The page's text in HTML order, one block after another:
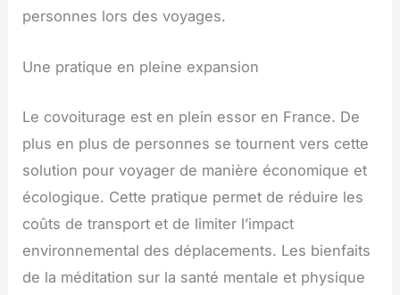
personnes lors des voyages.
Une pratique en pleine expansion
Le covoiturage est en plein essor en France. De
plus en plus de personnes se tournent vers cette
solution pour voyager de manière économique et
écologique. Cette pratique permet de réduire les
coûts de transport et de limiter l’impact
environnemental des déplacements. Les bienfaits
de la méditation sur la santé mentale et physique